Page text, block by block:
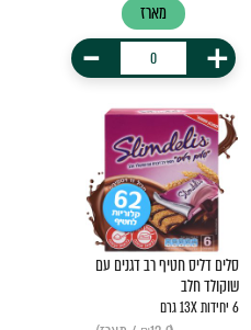
מארז
+
-
סלים דליס חטיף רב דגנים עם
שוקולד חלב
6 יחידות 13X גרם